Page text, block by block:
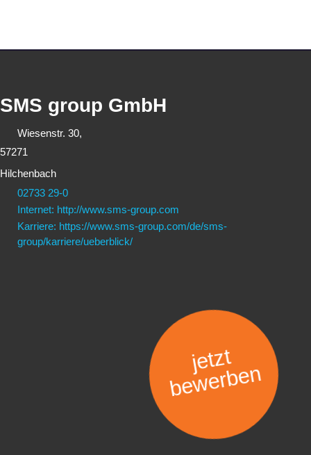
SMS group GmbH
Wiesenstr. 30,
57271
Hilchenbach
02733 29-0
Internet: http://www.sms-group.com
Karriere: https://www.sms-group.com/de/sms-
group/karriere/ueberblick/
jetzt
bewerben